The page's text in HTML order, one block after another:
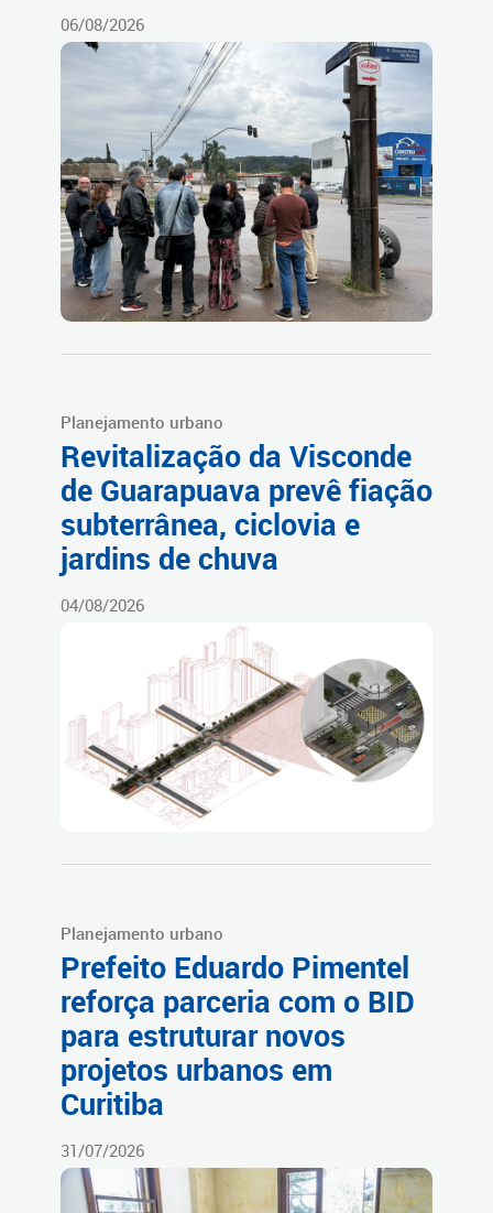
06/08/2026
Planejamento urbano
Revitalização da Visconde
de Guarapuava prevê fiação
subterrânea, ciclovia e
jardins de chuva
04/08/2026
Planejamento urbano
Prefeito Eduardo Pimentel
reforça parceria com o BID
para estruturar novos
projetos urbanos em
Curitiba
31/07/2026